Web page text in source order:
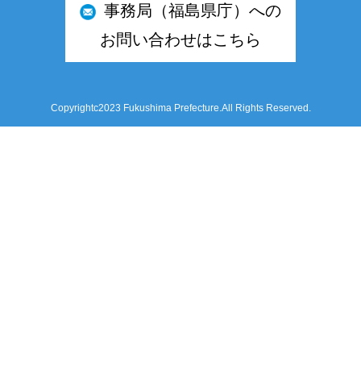
事務局（福島県庁）への
お問い合わせはこちら
Copyrightc2023 Fukushima Prefecture.All Rights Reserved.